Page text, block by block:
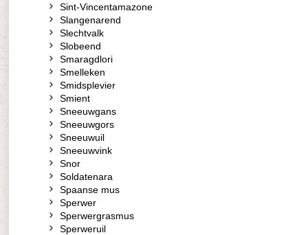
Sint-Vincentamazone
Slangenarend
Slechtvalk
Slobeend
Smaragdlori
Smelleken
Smidsplevier
Smient
Sneeuwgans
Sneeuwgors
Sneeuwuil
Sneeuwvink
Snor
Soldatenara
Spaanse mus
Sperwer
Sperwergrasmus
Sperweruil